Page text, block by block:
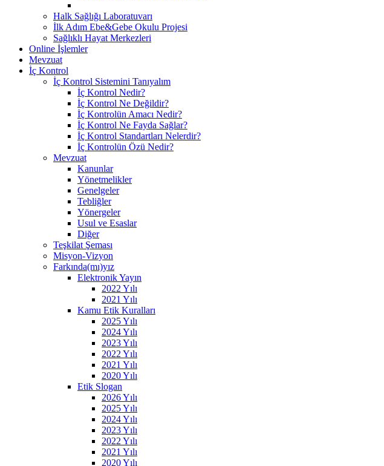
Halk Sağlığı Laboratuvarı
İlk Adım Ebe&Gebe Okulu Projesi
Sağlıklı Hayat Merkezleri
Online İşlemler
Mevzuat
İç Kontrol
İç Kontrol Sistemini Tanıyalım
İç Kontrol Nedir?
İç Kontrol Ne Değildir?
İç Kontrolün Amacı Nedir?
İç Kontrol Ne Fayda Sağlar?
İç Kontrol Standartları Nelerdir?
İç Kontrolün Özü Nedir?
Mevzuat
Kanunlar
Yönetmelikler
Genelgeler
Tebliğler
Yönergeler
Usul ve Esaslar
Diğer
Teşkilat Şeması
Misyon-Vizyon
Farkında(mı)yız
Elektronik Yayın
2022 Yılı
2021 Yılı
Kamu Etik Kuralları
2025 Yılı
2024 Yılı
2023 Yılı
2022 Yılı
2021 Yılı
2020 Yılı
Etik Slogan
2026 Yılı
2025 Yılı
2024 Yılı
2023 Yılı
2022 Yılı
2021 Yılı
2020 Yılı